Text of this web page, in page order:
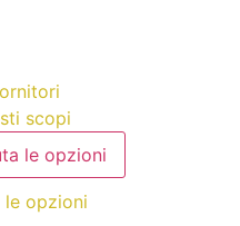
scopi
le opzioni
le opzioni